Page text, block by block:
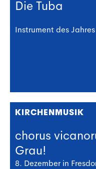
Die Tuba
Instrument des
KIRCHENMUSIK
chorus
Grau!
8. Dezember in